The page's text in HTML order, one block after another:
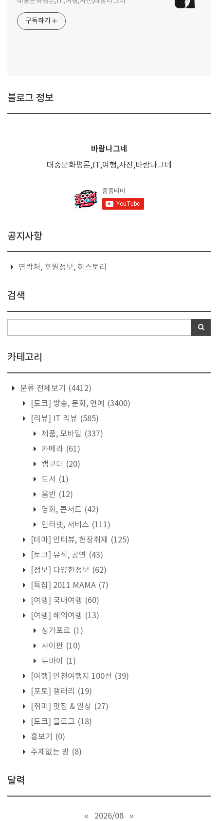
구독하기
블로그 정보
바람나그네
대중문화평론,IT,여행,사진,바람나그네
공지사항
연락처, 후원정보, 히스토리
검색
카테고리
분류 전체보기
(4412)
[토크] 방송, 문화, 연예
(3400)
[리뷰] IT 리뷰 (585)
제품, 모바일 (337)
카메라 (61)
캠코더 (20)
도서 (1)
음반 (12)
영화, 콘서트 (42)
인터넷, 서비스 (111)
[테마] 인터뷰, 현장취재 (125)
[토크] 뮤직, 공연 (43)
[정보] 다양한정보 (62)
[특집] 2011 MAMA (7)
[여행] 국내여행 (60)
[여행] 해외여행 (13)
싱가포르 (1)
사이판 (10)
두바이
(1)
[여행] 인천여행지 100선 (39)
[포토] 갤러리
(19)
[취미] 맛집 & 일상 (27)
[토크] 블로그 (18)
흉보기
(0)
주제없는 방 (8)
달력
« 2026/08 »